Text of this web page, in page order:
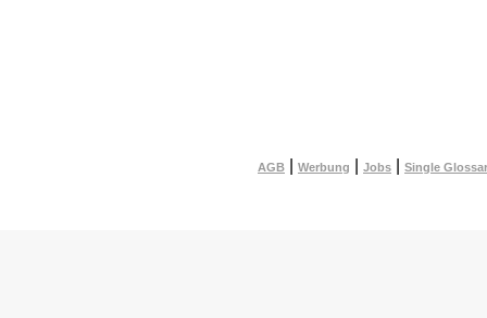
AGB Werbung Jobs Single Glossar